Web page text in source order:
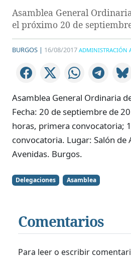
Asamblea General
el próximo 20 de
BURGOS | 16/08/2017 ADMINISTRACIÓN
Asamblea General Ordinaria
Fecha: 20 de septiembre de
horas, primera convocatoria;
convocatoria. Lugar: Salón de
Avenidas. Burgos.
Delegaciones Asamblea
Comentarios
Para leer o escribir